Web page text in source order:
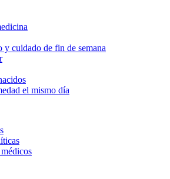
cuidado de fin de semana
el mismo día